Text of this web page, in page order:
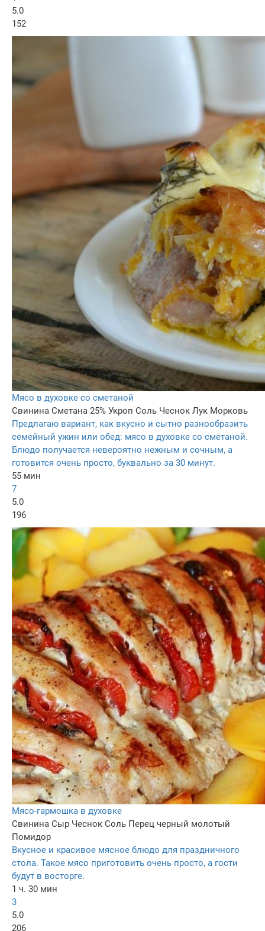
5.0
152
Мясо в духовке со сметаной
Свинина Сметана 25% Укроп Соль Чеснок Лук Морковь
Предлагаю вариант, как вкусно и сытно разнообразить
семейный ужин или обед: мясо в духовке со сметаной.
Блюдо получается невероятно нежным и сочным, а
готовится очень просто, буквально за 30 минут.
55 мин
7
5.0
196
Мясо-гармошка в духовке
Свинина Сыр Чеснок Соль Перец черный молотый
Помидор
Вкусное и красивое мясное блюдо для праздничного
стола. Такое мясо приготовить очень просто, а гости
будут в восторге.
1 ч. 30 мин
3
5.0
206